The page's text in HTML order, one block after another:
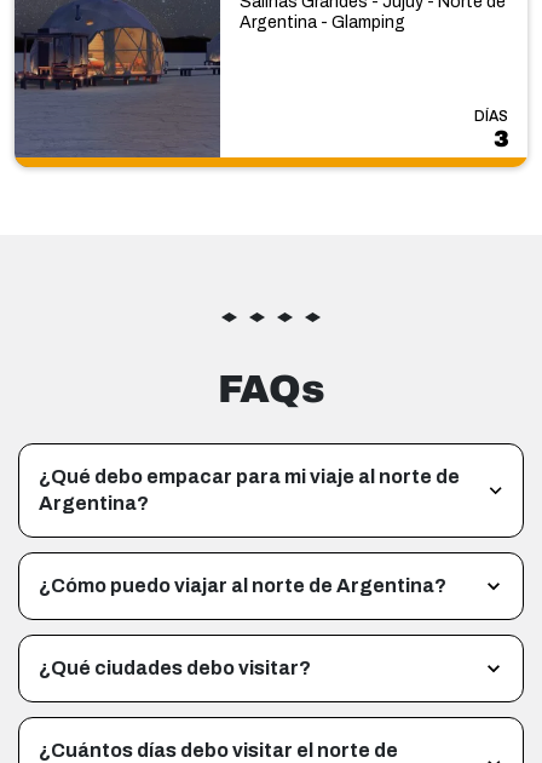
Argentina - Glamping
DÍAS
3
FAQs
¿Qué debo empacar para mi viaje al norte de
Argentina?
¿Cómo puedo viajar al norte de Argentina?
¿Qué ciudades debo visitar?
¿Cuántos días debo visitar el norte de